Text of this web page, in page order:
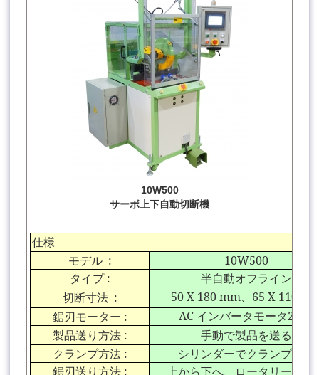
10W500
サーボ上下自動切断機
仕様
モデル :
10W500
タイプ:
半自動オフライン
切断寸法 : 50 X 180 mm、 65 X 110
鋸刃モーター : AC インバータモータ2 HP
製品送り方法 :
手動で製品を送る
クランプ方法 :
シリンダーでクランプする
鋸刃送り方法 : 上から下へ、ロータリーナイ